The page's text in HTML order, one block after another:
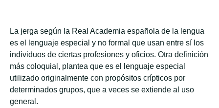
La jerga según la Real Academia española de la lengua
es el lenguaje especial y no formal que usan entre sí los
individuos de ciertas profesiones y oficios. Otra definición
más coloquial, plantea que es el lenguaje especial
utilizado originalmente con propósitos crípticos por
determinados grupos, que a veces se extiende al uso
general.